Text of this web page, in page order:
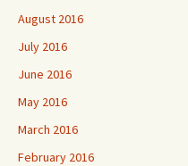
August 2016
July 2016
June 2016
May 2016
March 2016
February 2016